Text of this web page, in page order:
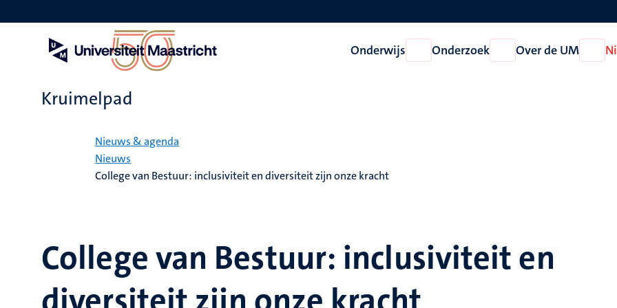
en
Onderwijs
Open
Onderwijs
Onderzoek
Open
Onderzoek
Over de UM
Open
Over
Kruimelpad
Nieuws & agenda
Nieuws
College van Bestuur: inclusiviteit en diversiteit zijn onze kracht
College van Bestuur: inclusiviteit en